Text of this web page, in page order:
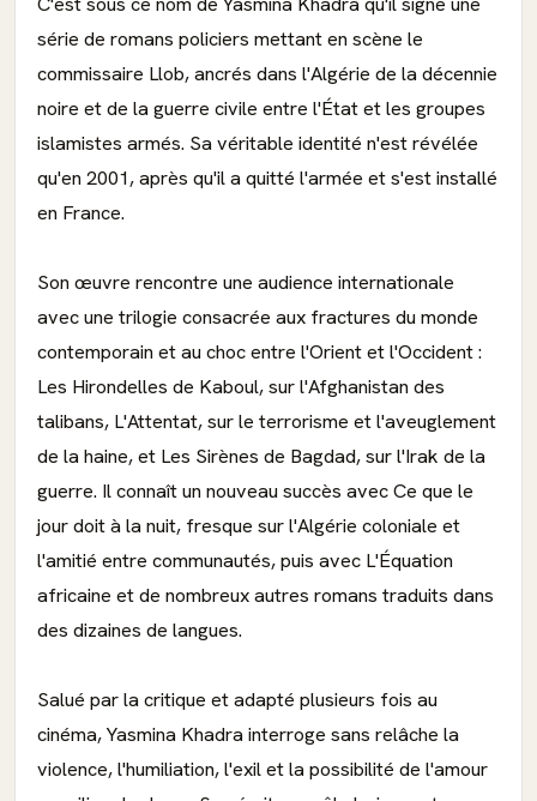
série de romans policiers mettant en scène le
commissaire Llob, ancrés dans l'Algérie de la décennie
noire et de la guerre civile entre l'État et les groupes
islamistes armés. Sa véritable identité n'est révélée
qu'en 2001, après qu'il a quitté l'armée et s'est installé
en France.
Son œuvre rencontre une audience internationale
avec une trilogie consacrée aux fractures du monde
contemporain et au choc entre l'Orient et l'Occident :
Les Hirondelles de Kaboul, sur l'Afghanistan des
talibans, L'Attentat, sur le terrorisme et l'aveuglement
de la haine, et Les Sirènes de Bagdad, sur l'Irak de la
guerre. Il connaît un nouveau succès avec Ce que le
jour doit à la nuit, fresque sur l'Algérie coloniale et
l'amitié entre communautés, puis avec L'Équation
africaine et de nombreux autres romans traduits dans
des dizaines de langues.
Salué par la critique et adapté plusieurs fois au
cinéma, Yasmina Khadra interroge sans relâche la
violence, l'humiliation, l'exil et la possibilité de l'amour